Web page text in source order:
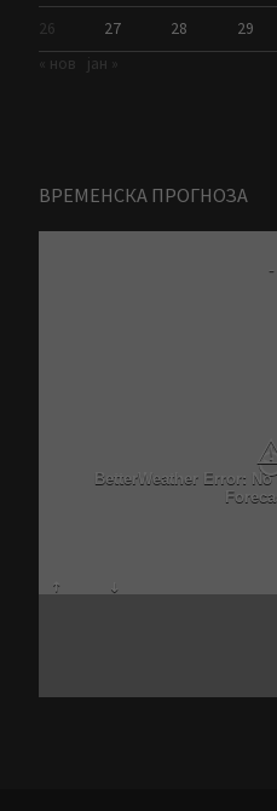
26 27 28 29
« нов
јан »
ВРЕМЕНСКА ПРОГНОЗА
-
BetterWeather Error: